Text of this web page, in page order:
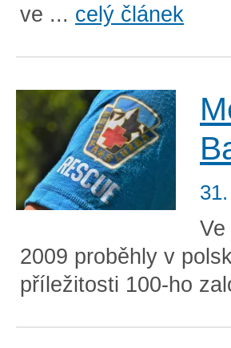
ve ... celý článek
2009 proběhly v
příležitosti 100-ho